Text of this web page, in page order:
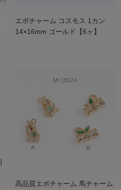
エポチャーム コスモス 1カン
14×16mm ゴールド【6ヶ】
高品質エポチャーム 馬チャーム